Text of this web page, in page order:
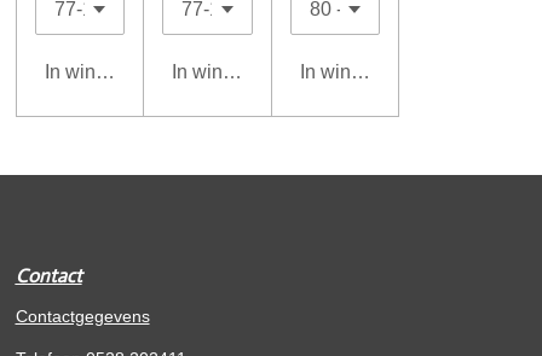
In winkelwagenIn winkelwagenIn winkelwagen
Contact
Contactgegevens